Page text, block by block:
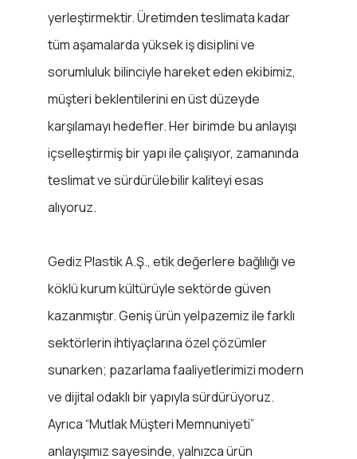
yerleştirmektir. Üretimden teslimata kadar
tüm aşamalarda yüksek iş disiplini ve
sorumluluk bilinciyle hareket eden ekibimiz,
müşteri beklentilerini en üst düzeyde
karşılamayı hedefler. Her birimde bu anlayışı
içselleştirmiş bir yapı ile çalışıyor, zamanında
teslimat ve sürdürülebilir kaliteyi esas
alıyoruz.
Gediz Plastik A.Ş., etik değerlere bağlılığı ve
köklü kurum kültürüyle sektörde güven
kazanmıştır. Geniş ürün yelpazemiz ile farklı
sektörlerin ihtiyaçlarına özel çözümler
sunarken; pazarlama faaliyetlerimizi modern
ve dijital odaklı bir yapıyla sürdürüyoruz.
Ayrıca “Mutlak Müşteri Memnuniyeti”
anlayışımız sayesinde, yalnızca ürün